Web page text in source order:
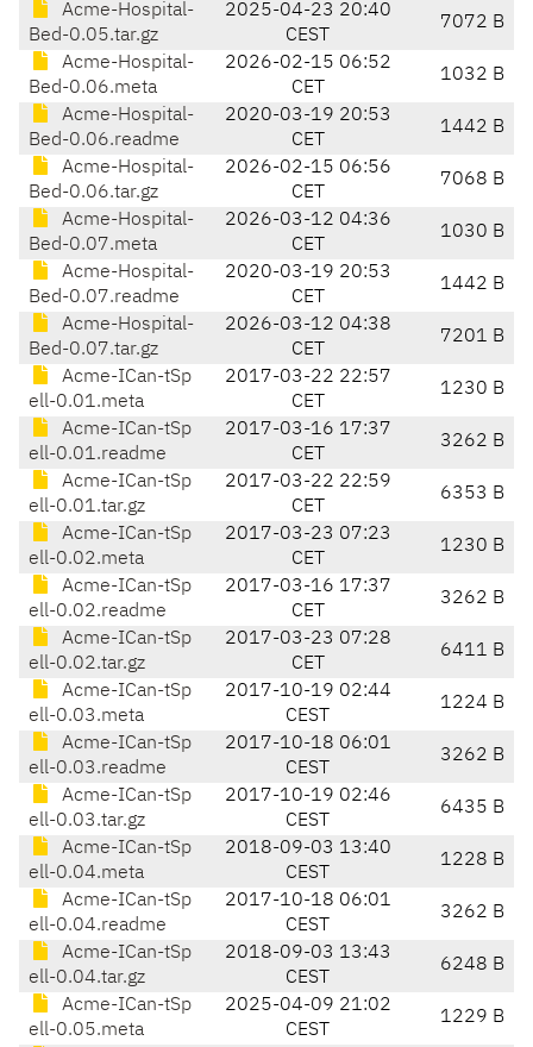
Acme-Hospital-
Bed-0.05.tar.gz
2025-04-23 20:40
CEST
7072 B
Acme-Hospital-
Bed-0.06.meta
2026-02-15 06:52
CET
1032 B
Acme-Hospital-
Bed-0.06.readme
2020-03-19 20:53
CET
1442 B
Acme-Hospital-
Bed-0.06.tar.gz
2026-02-15 06:56
CET
7068 B
Acme-Hospital-
Bed-0.07.meta
2026-03-12 04:36
CET
1030 B
Acme-Hospital-
Bed-0.07.readme
2020-03-19 20:53
CET
1442 B
Acme-Hospital-
Bed-0.07.tar.gz
2026-03-12 04:38
CET
7201 B
Acme-ICan-tSp
ell-0.01.meta
2017-03-22 22:57
CET
1230 B
Acme-ICan-tSp
ell-0.01.readme
2017-03-16 17:37
CET
3262 B
Acme-ICan-tSp
ell-0.01.tar.gz
2017-03-22 22:59
CET
6353 B
Acme-ICan-tSp
ell-0.02.meta
2017-03-23 07:23
CET
1230 B
Acme-ICan-tSp
ell-0.02.readme
2017-03-16 17:37
CET
3262 B
Acme-ICan-tSp
ell-0.02.tar.gz
2017-03-23 07:28
CET
6411 B
Acme-ICan-tSp
ell-0.03.meta
2017-10-19 02:44
CEST
1224 B
Acme-ICan-tSp
ell-0.03.readme
2017-10-18 06:01
CEST
3262 B
Acme-ICan-tSp
ell-0.03.tar.gz
2017-10-19 02:46
CEST
6435 B
Acme-ICan-tSp
ell-0.04.meta
2018-09-03 13:40
CEST
1228 B
Acme-ICan-tSp
ell-0.04.readme
2017-10-18 06:01
CEST
3262 B
Acme-ICan-tSp
ell-0.04.tar.gz
2018-09-03 13:43
CEST
6248 B
Acme-ICan-tSp
ell-0.05.meta
2025-04-09 21:02
CEST
1229 B